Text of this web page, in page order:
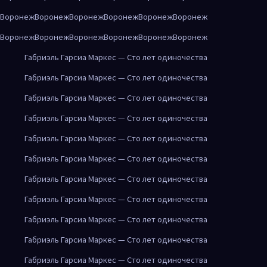
ВоронежВоронежВоронежВоронежВоронежВоронеж
ВоронежВоронежВоронежВоронежВоронежВоронеж
Габриэль Гарсиа Маркес — Сто лет одиночества
Габриэль Гарсиа Маркес — Сто лет одиночества
Габриэль Гарсиа Маркес — Сто лет одиночества
Габриэль Гарсиа Маркес — Сто лет одиночества
Габриэль Гарсиа Маркес — Сто лет одиночества
Габриэль Гарсиа Маркес — Сто лет одиночества
Габриэль Гарсиа Маркес — Сто лет одиночества
Габриэль Гарсиа Маркес — Сто лет одиночества
Габриэль Гарсиа Маркес — Сто лет одиночества
Габриэль Гарсиа Маркес — Сто лет одиночества
Габриэль Гарсиа Маркес — Сто лет одиночества